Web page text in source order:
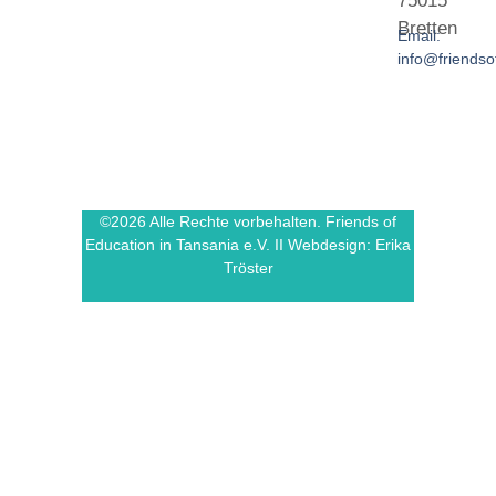
Bretten
Email:
©2026 Alle Rechte vorbehalten. Friends of
Education in Tansania e.V. II Webdesign: Erika
Tröster